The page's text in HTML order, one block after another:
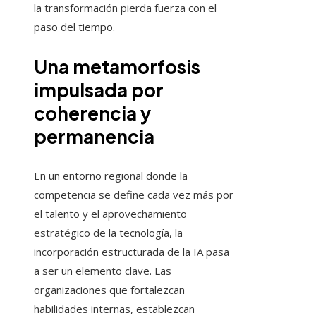
la transformación pierda fuerza con el
paso del tiempo.
Una metamorfosis
impulsada por
coherencia y
permanencia
En un entorno regional donde la
competencia se define cada vez más por
el talento y el aprovechamiento
estratégico de la tecnología, la
incorporación estructurada de la IA pasa
a ser un elemento clave. Las
organizaciones que fortalezcan
habilidades internas, establezcan